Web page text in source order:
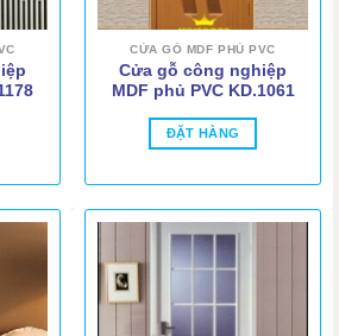
CỬA GỖ MDF PHỦ PVC
Cửa gỗ công nghiệp
MDF phủ PVC KD.1061
ĐẶT HÀNG